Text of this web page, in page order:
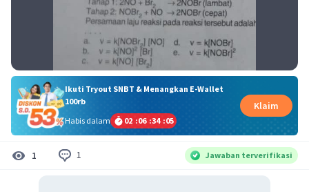
Ikuti Tryout SNBT & Menangkan E-Wallet
100rb
Habis dalam
02 :06 :34 :05
Klaim
1 1 Jawaban terverifikasi